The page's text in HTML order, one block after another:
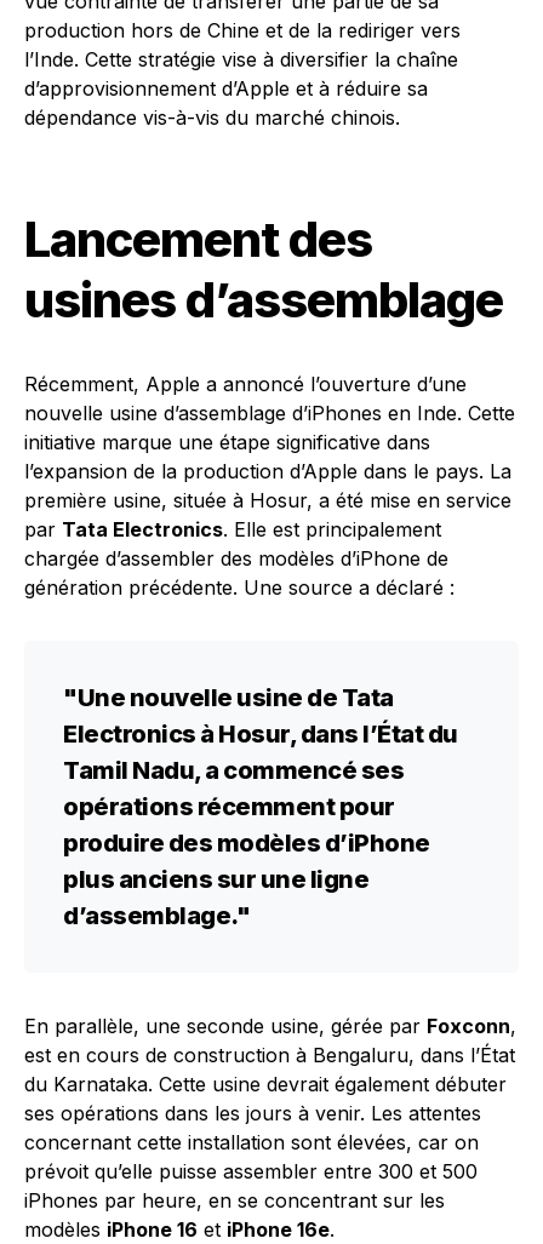
production hors de Chine et de la rediriger vers
l’Inde. Cette stratégie vise à diversifier la chaîne
d’approvisionnement d’Apple et à réduire sa
dépendance vis-à-vis du marché chinois.
Lancement des
usines d’assemblage
Récemment, Apple a annoncé l’ouverture d’une
nouvelle usine d’assemblage d’iPhones en Inde. Cette
initiative marque une étape significative dans
l’expansion de la production d’Apple dans le pays. La
première usine, située à Hosur, a été mise en service
par Tata Electronics. Elle est principalement
chargée d’assembler des modèles d’iPhone de
génération précédente. Une source a déclaré :
"Une nouvelle usine de Tata
Electronics à Hosur, dans l’État du
Tamil Nadu, a commencé ses
opérations récemment pour
produire des modèles d’iPhone
plus anciens sur une ligne
d’assemblage."
En parallèle, une seconde usine, gérée par Foxconn,
est en cours de construction à Bengaluru, dans l’État
du Karnataka. Cette usine devrait également débuter
ses opérations dans les jours à venir. Les attentes
concernant cette installation sont élevées, car on
prévoit qu’elle puisse assembler entre 300 et 500
iPhones par heure, en se concentrant sur les
modèles iPhone 16 et iPhone 16e.